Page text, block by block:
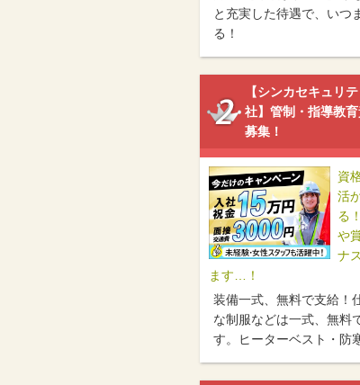
と充実した待遇で、いつ
る！
【シンカセキュリ
社】管制・指導教
募集！
資
活
る
や
ナ
ます…！
装備一式、無料で支給！
な制服などは一式、無料
す。ヒーターベスト・防